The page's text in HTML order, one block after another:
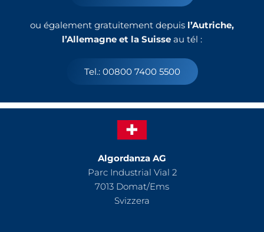
ou également gratuitement depuis l’Autriche,
l’Allemagne et la Suisse au tél :
Tel.: 00800 7400 5500
Algordanza AG
Parc Industrial Vial 2
7013 Domat/Ems
Svizzera